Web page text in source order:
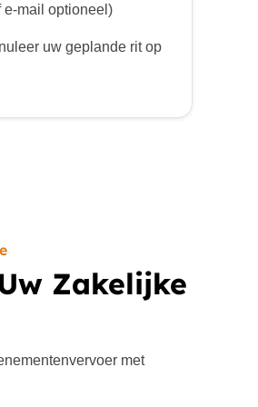
e-mail optioneel)
uw geplande rit op
Zakelijke
met